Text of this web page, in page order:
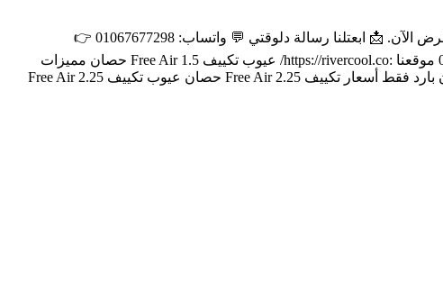
أحدث أسعار فري اير اليوم في مصر الوصف: شاشة ديجيتال واضحة، بلازما لتنقية الهواء، تركيب مجاني وضمان 5 سنوات مع أفضل عرض الآن. 📩 ابعتلنا رسالة دلوقتي 💬 واتساب: 01067677298 👉
https://wa.me/201067677298 📞 أو كلمنا واعرف السعر والعروض الحالية 01150445556 | 01069568688 | 01122256005 |01067677298 موقعنا :https://rivercool.co/ عيوب تكييف Free Air 1.5 حصان مميزات
وعيوب تكييف Free Air سعر تكييف Free Air 1.5 حصان اليوم أسعار تكييف Free Air 2.25 حصان انفرتر سعر تكييف Free Air 1.5 حصان بارد فقط أسعار تكييف Free Air 2.25 حصان عيوب تكييف Free Air 2.25